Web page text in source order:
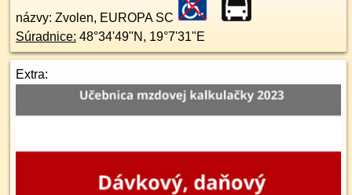
názvy: Zvolen, EUROPA SC
Súradnice: 48°34'49"N , 19°7'31"E
Extra: